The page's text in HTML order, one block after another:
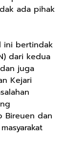
ada pihak
ini bertindak
dari kedua
juga
Kejari
Bireuen dan